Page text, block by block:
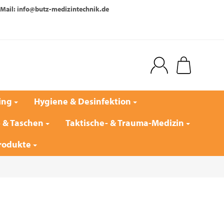
Mail: info@butz-medizintechnik.de
Hygiene & Desinfektion
Taschen
Taktische- & Trauma-Medizin